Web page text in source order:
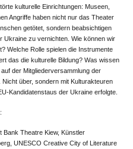
kulturelle Einrichtungen: Museen,
Angriffe haben nicht nur das Theater
getötet, sondern beabsichtigen
Ukraine zu vernichten. Wie können wir
Welche Rolle spielen die Instrumente
das die kulturelle Bildung? Was wissen
der Mitgliederversammlung der
über, sondern mit Kulturakteuren
Kandidatenstaus der Ukraine erfolgte.
Bank Theatre Kiew, Künstler
UNESCO Creative City of Literature